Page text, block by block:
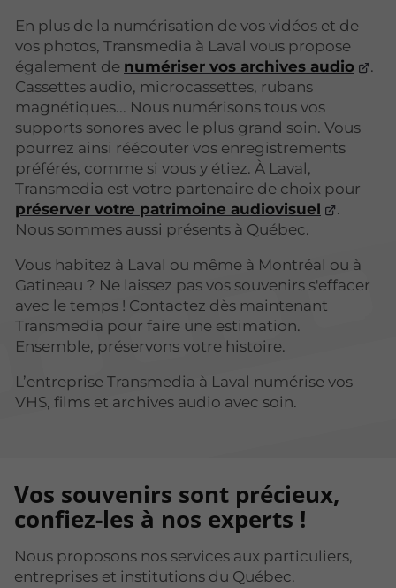
En plus de la numérisation de vos vidéos et de
vos photos, Transmedia à Laval vous propose
également de numériser vos archives audio
.
Cassettes audio, microcassettes, rubans
magnétiques... Nous numérisons tous vos
supports sonores avec le plus grand soin. Vous
pourrez ainsi réécouter vos enregistrements
préférés, comme si vous y étiez. À Laval,
Transmedia est votre partenaire de choix pour
préserver votre patrimoine audiovisuel
.
Nous sommes aussi présents à Québec.
Vous habitez à Laval ou même à Montréal ou à
Gatineau ? Ne laissez pas vos souvenirs s'effacer
avec le temps ! Contactez dès maintenant
Transmedia pour faire une estimation.
Ensemble, préservons votre histoire.
L’entreprise Transmedia à Laval numérise vos
VHS, films et archives audio avec soin.
Vos souvenirs sont précieux,
confiez-les à nos experts !
Nous proposons nos services aux particuliers,
entreprises et institutions du Québec.